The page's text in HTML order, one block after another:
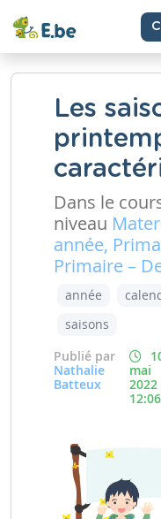
Les
Dans le
niveau
année,
Primaire –
année
saisons
Publié par
Nathalie
Batteux
mai
2022
12:06